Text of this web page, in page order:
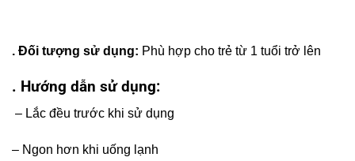
. Đối tượng sử dụng: Phù hợp cho trẻ từ 1 tuổi trở lên
. Hướng dẫn sử dụng:
– Lắc đều trước khi sử dụng
– Ngon hơn khi uống lạnh